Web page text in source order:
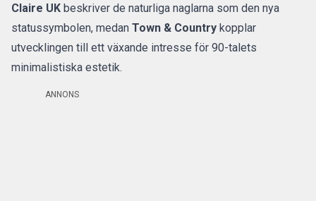
Claire UK beskriver de naturliga naglarna som den nya
statussymbolen, medan Town & Country kopplar
utvecklingen till ett växande intresse för 90-talets
minimalistiska estetik.
ANNONS